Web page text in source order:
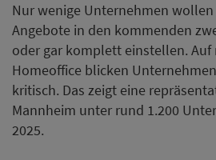
Nur wenige Unternehmen
Angebote in den kommenden
oder gar komplett einstellen. Auf
Homeoffice blicken
kritisch. Das zeigt eine
Mannheim unter rund 1.200
2025.